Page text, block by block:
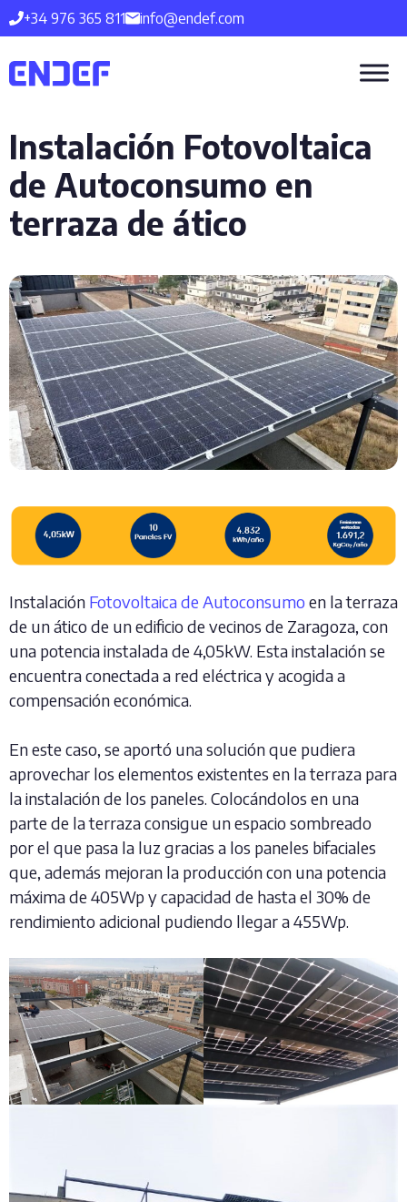
Saltar
al
contenido
+34 976 365 811 info@endef.com
Instalación Fotovoltaica
de Autoconsumo en
terraza de ático
Instalación Fotovoltaica de Autoconsumo en la terraza
de un ático de un edificio de vecinos de Zaragoza, con
una potencia instalada de 4,05kW. Esta instalación se
encuentra conectada a red eléctrica y acogida a
compensación económica.
En este caso, se aportó una solución que pudiera
aprovechar los elementos existentes en la terraza para
la instalación de los paneles. Colocándolos en una
parte de la terraza consigue un espacio sombreado
por el que pasa la luz gracias a los paneles bifaciales
que, además mejoran la producción con una potencia
máxima de 405Wp y capacidad de hasta el 30% de
rendimiento adicional pudiendo llegar a 455Wp.